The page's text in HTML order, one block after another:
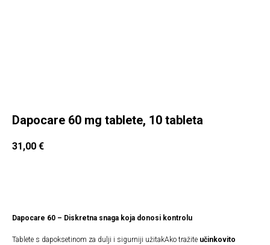
Dapocare 60 mg tablete, 10 tableta
31,00 €
Dapocare 60 – Diskretna snaga koja donosi kontrolu
Tablete s dapoksetinom za dulji i sigurniji užitakAko tražite učinkovito